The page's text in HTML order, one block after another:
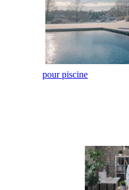
pour piscine